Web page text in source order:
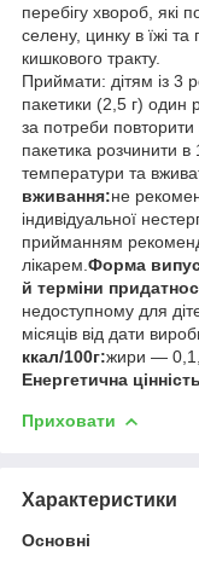
перебігу хвороб, які
селену, цинку в їжі та
кишкового тракту.
Приймати: дітям із 3
пакетики (2,5 г) один
за потреби повторити
пакетика розчинити
температури та
вживання:не
індивідуальної
прийманням
лікарем. Форма
й терміни
недоступному для
місяців від дати
ккал/100г:жири — 0,1,
Енергетична
Приховати
Характеристики
Основні